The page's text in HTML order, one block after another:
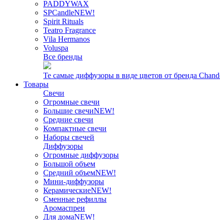
PADDYWAX
SPCandleNEW!
Spirit Rituals
Teatro Fragrance
Vila Hermanos
Voluspa
Все бренды
Те самые диффузоры в виде цветов от бренда
Товары
Свечи
Огромные свечи
Большие свечиNEW!
Средние свечи
Компактные свечи
Наборы свечей
Диффузоры
Огромные диффузоры
Большой объем
Средний объемNEW!
Мини-диффузоры
КерамическиеNEW!
Сменные рефиллы
Аромаспреи
Для домаNEW!